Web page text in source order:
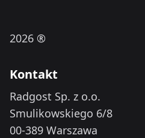
2026 ®
Kontakt
Radgost Sp. z o.o.
Smulikowskiego 6/8
00-389 Warszawa